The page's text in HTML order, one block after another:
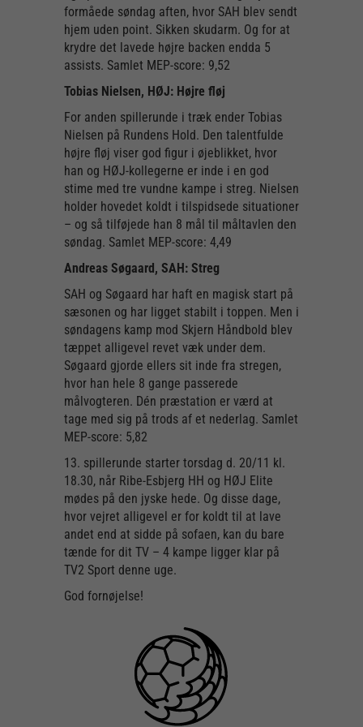
formåede søndag aften, hvor SAH blev sendt
hjem uden point. Sikken skudarm. Og for at
krydre det lavede højre backen endda 5
assists. Samlet MEP-score: 9,52
Tobias Nielsen, HØJ: Højre fløj
For anden spillerunde i træk ender Tobias
Nielsen på Rundens Hold. Den talentfulde
højre fløj viser god figur i øjeblikket, hvor
han og HØJ-kollegerne er inde i en god
stime med tre vundne kampe i streg. Nielsen
holder hovedet koldt i tilspidsede situationer
– og så tilføjede han 8 mål til måltavlen den
søndag. Samlet MEP-score: 4,49
Andreas Søgaard, SAH: Streg
SAH og Søgaard har haft en magisk start på
sæsonen og har ligget stabilt i toppen. Men i
søndagens kamp mod Skjern Håndbold blev
tæppet alligevel revet væk under dem.
Søgaard gjorde ellers sit inde fra stregen,
hvor han hele 8 gange passerede
målvogteren. Dén præstation er værd at
tage med sig på trods af et nederlag. Samlet
MEP-score: 5,82
13. spillerunde starter torsdag d. 20/11 kl.
18.30, når Ribe-Esbjerg HH og HØJ Elite
mødes på den jyske hede. Og disse dage,
hvor vejret alligevel er for koldt til at lave
andet end at sidde på sofaen, kan du bare
tænde for dit TV – 4 kampe ligger klar på
TV2 Sport denne uge.
God fornøjelse!